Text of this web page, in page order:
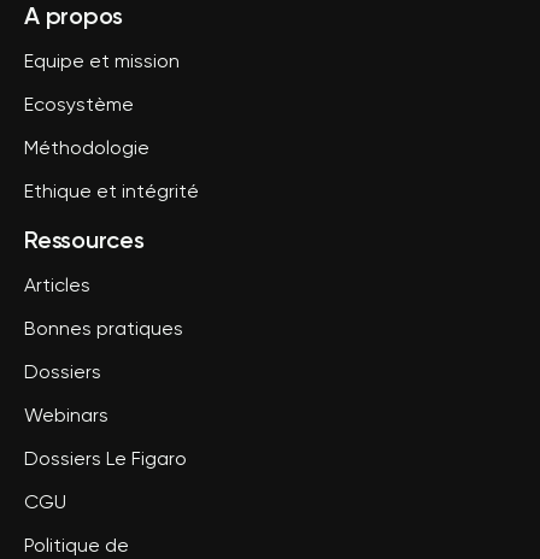
A propos
Equipe et mission
Ecosystème
Méthodologie
Ethique et intégrité
Ressources
Articles
Bonnes pratiques
Dossiers
Webinars
Dossiers Le Figaro
CGU
Politique de